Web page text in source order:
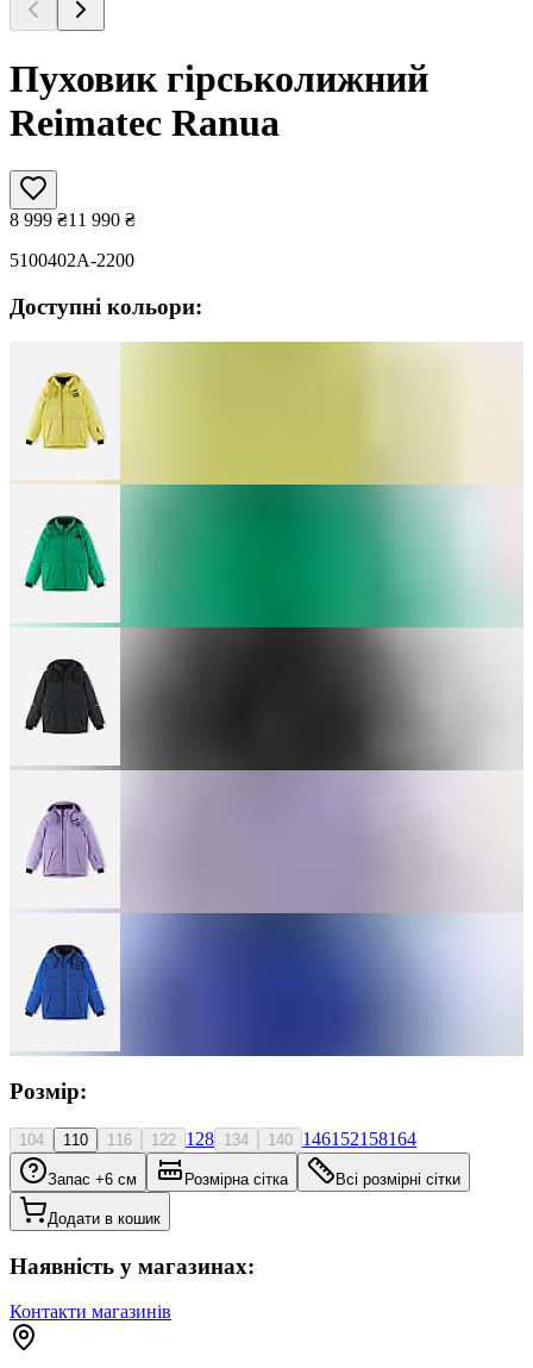
Пуховик гірськолижний
Reimatec Ranua
8 999 ₴11 990 ₴
5100402A-2200
Доступні кольори:
Розмір:
104 110 116 122 128 134 140 146152158164
Запас +6 см Розмірна сітка Всі розмірні сітки
Додати в кошик
Наявність у магазинах:
Контакти магазинів